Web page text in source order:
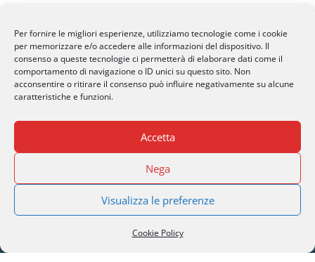
Per fornire le migliori esperienze, utilizziamo tecnologie come i cookie
per memorizzare e/o accedere alle informazioni del dispositivo. Il
consenso a queste tecnologie ci permetterà di elaborare dati come il
comportamento di navigazione o ID unici su questo sito. Non
acconsentire o ritirare il consenso può influire negativamente su alcune
caratteristiche e funzioni.
Accetta
Nega
Visualizza le preferenze
Cookie Policy
SERI Lugano
Palazzo Mantegazza (9° Piano)
CH-6900 Lugano – Paradiso
+39 02 8715 90 82